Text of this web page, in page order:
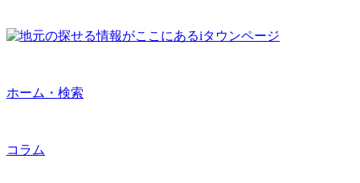
ホーム・検索
コラム